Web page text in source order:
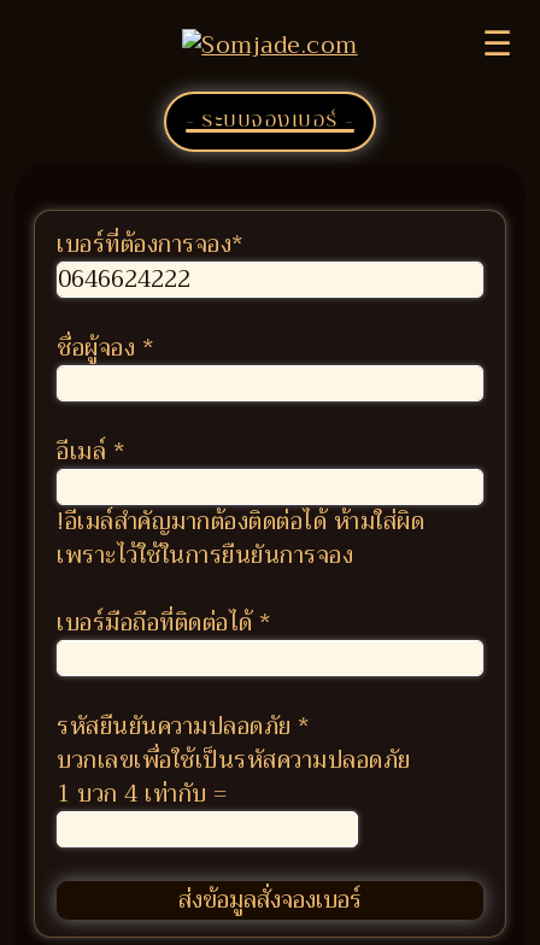
☰
- ระบบจองเบอร์ -
เบอร์ที่ต้องการจอง*
ชื่อผู้จอง *
อีเมล์ *
!อีเมล์สำคัญมากต้องติดต่อได้ ห้ามใส่ผิด
เพราะไว้ใช้ในการยืนยันการจอง
เบอร์มือถือที่ติดต่อได้*
รหัสยืนยันความปลอดภัย *
บวกเลขเพื่อใช้เป็นรหัสความปลอดภัย
1 บวก 4 เท่ากับ =